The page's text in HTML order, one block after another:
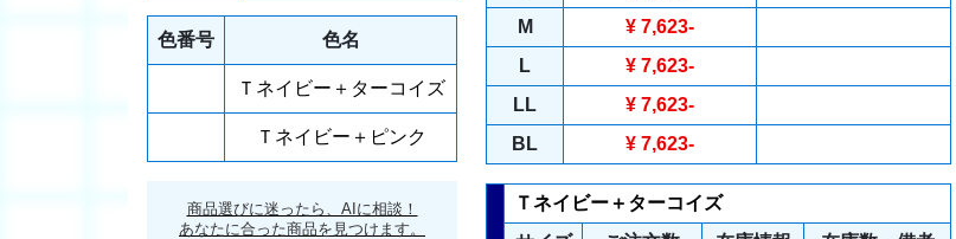
色番号 色名
Ｔネイビー＋ターコイズ
Ｔネイビー＋ピンク
商品選びに迷ったら、AIに相談！
あなたに合った商品を見つけます。
M
¥ 7,623-
L
¥ 7,623-
LL
¥ 7,623-
BL
¥ 7,623-
Ｔネイビー＋ターコイズ